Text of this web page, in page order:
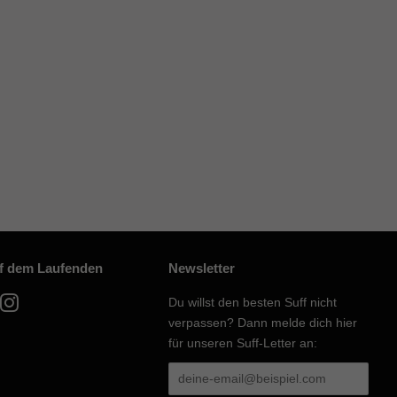
dem Laufenden Newsletter
Du willst den besten Suff nicht
verpassen? Dann melde dich hier
für unseren Suff-Letter an: